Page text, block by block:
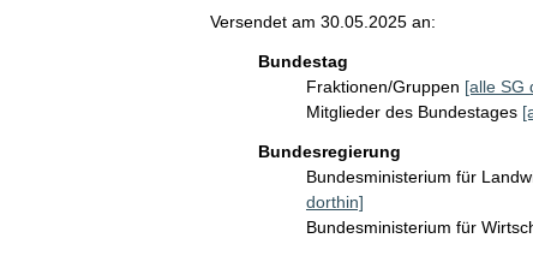
Versendet am 30.05.2025 an:
Bundestag
Fraktionen/Gruppen [alle SG
Mitglieder des Bundestages
Bundesregierung
Bundesministerium für
dorthin]
Bundesministerium für